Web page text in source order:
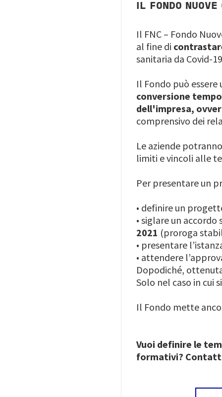
IL FONDO
Il FNC – Fondo
al fine di
sanitaria da Covid-
Il Fondo può
conversione
dell'impresa,
comprensivo dei
Le aziende
limiti e vincoli alle
Per presentare un
• definire un
•siglare un
2021 (proroga
• presentare
• attendere
Dopodiché,
Solo nel caso in cui
Il Fondo mette
Vuoi definire le
formativi?